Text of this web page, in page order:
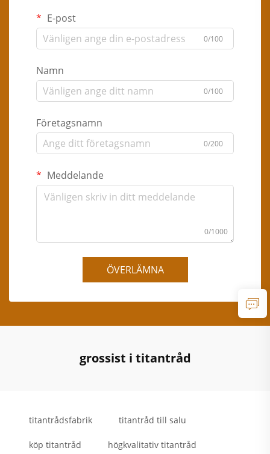
E-post
0/100
Namn
0/100
Företagsnamn
0/200
Meddelande
0/1000
ÖVERLÄMNA
grossist i titantråd
titantrådsfabrik titantråd till salu
köp titantråd högkvalitativ titantråd